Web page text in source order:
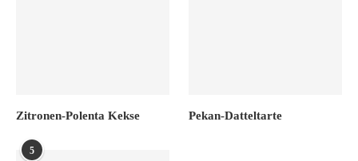
Zitronen-Polenta Kekse Pekan-Datteltarte
5